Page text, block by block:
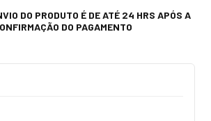
DO PRODUTO É DE ATÉ 24 HRS APÓS A
DO PAGAMENTO